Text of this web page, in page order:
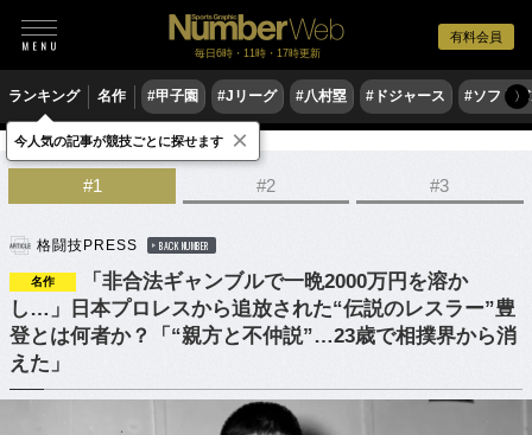
有料会員
毎日6時・11時・17時更新
ランキング 名作 #甲子園 #Jリーグ #八村塁 #ドジャース #ソフト〉
格闘技 プロレス
#1 #2 #3
格闘技PRESS BACK NUMBER
名作
「非合法ギャンブルで一晩2000万円を溶か
し…」日本プロレスから追放された“伝説のレスラー”豊
登とは何者か？「“親方と不仲説”…23歳で相撲界から消
えた」
今人気の記事が競技ごとに探せます ×